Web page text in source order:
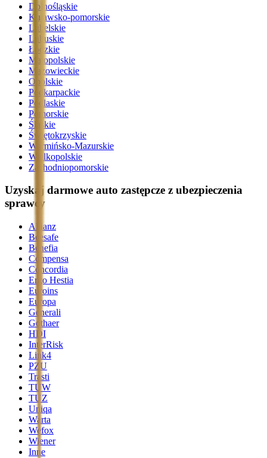
Dolnośląskie
Kujawsko-pomorskie
Lubelskie
Lubuskie
Łódzkie
Małopolskie
Mazowieckie
Opolskie
Podkarpackie
Podlaskie
Pomorskie
Śląskie
Świętokrzyskie
Warmińsko-Mazurskie
Wielkopolskie
Zachodniopomorskie
Uzyskaj darmowe auto zastępcze z ubezpieczenia
sprawcy
Allianz
Beesafe
Benefia
Compensa
Concordia
Ergo Hestia
Euroins
Europa
Generali
Gothaer
HDI
InterRisk
Link4
PZU
Trasti
TUW
TUZ
Uniqa
Warta
Wefox
Wiener
Inne